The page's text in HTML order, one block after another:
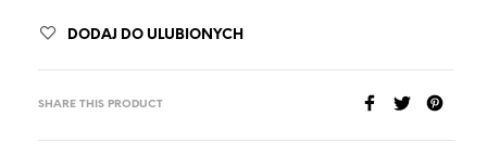
DODAJ DO ULUBIONYCH
SHARE THIS PRODUCT